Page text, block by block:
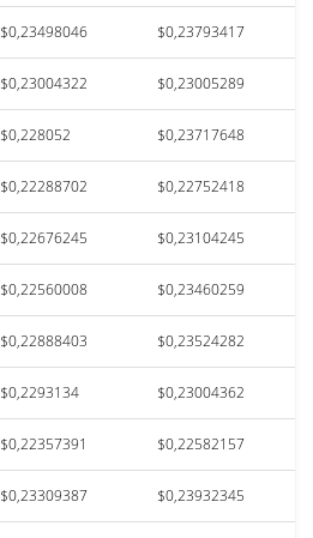
$0,23498046 $0,23793417
$0,23004322 $0,23005289
$0,228052 $0,23717648
$0,22288702 $0,22752418
$0,22676245 $0,23104245
$0,22560008 $0,23460259
$0,22888403 $0,23524282
$0,2293134 $0,23004362
$0,22357391 $0,22582157
$0,23309387 $0,23932345